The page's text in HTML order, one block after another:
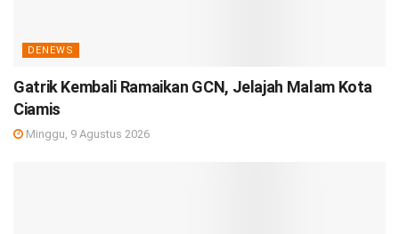
DENEWS
Gatrik Kembali Ramaikan GCN, Jelajah Malam Kota
Ciamis
Minggu, 9 Agustus 2026